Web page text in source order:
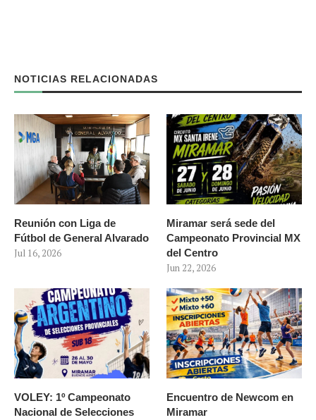
NOTICIAS RELACIONADAS
Reunión con Liga de
Fútbol de General Alvarado
Jul 16, 2026
Miramar será sede del
Campeonato Provincial MX
del Centro
Jun 22, 2026
VOLEY: 1º Campeonato
Nacional de Selecciones
Encuentro de Newcom en
Miramar